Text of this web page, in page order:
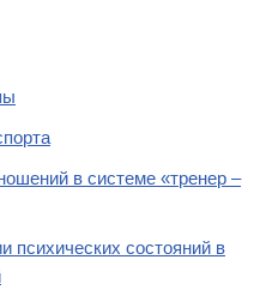
в системе «тренер –
психических состояний в